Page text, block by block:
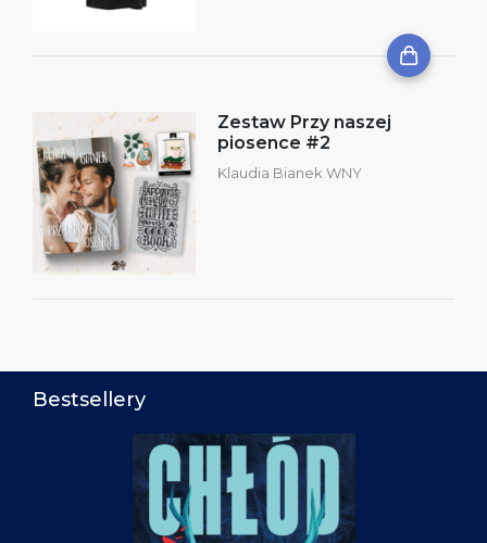
Zestaw Przy naszej
piosence #2
Klaudia Bianek WNY
Bestsellery